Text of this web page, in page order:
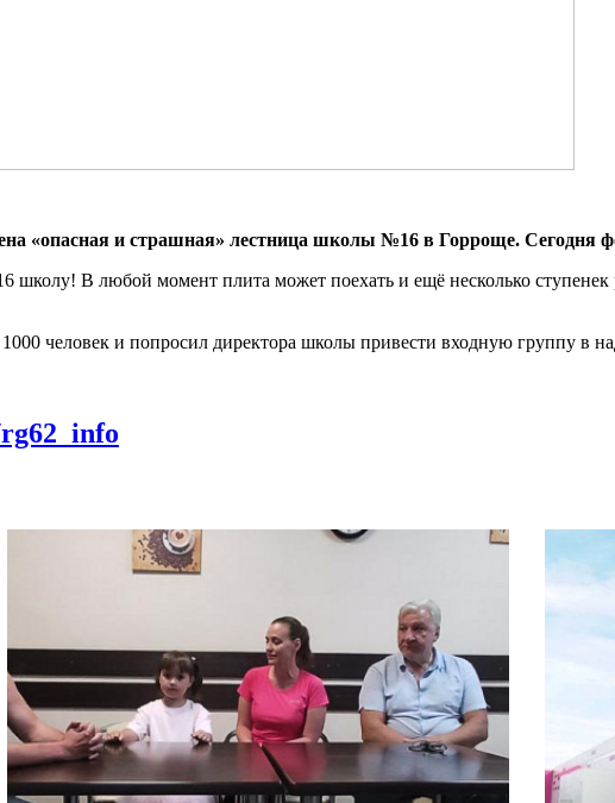
«опасная и страшная» лестница школы №16 в Горроще. Сегодня
школу! В любой момент плита может поехать и ещё несколько ступенек
человек и попросил директора школы привести входную группу в